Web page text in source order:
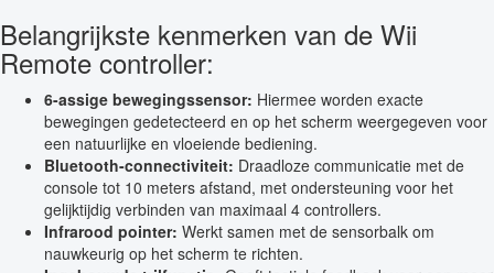
Belangrijkste kenmerken van de Wii
Remote controller:
6-assige bewegingssensor: Hiermee worden exacte
bewegingen gedetecteerd en op het scherm weergegeven voor
een natuurlijke en vloeiende bediening.
Bluetooth-connectiviteit: Draadloze communicatie met de
console tot 10 meters afstand, met ondersteuning voor het
gelijktijdig verbinden van maximaal 4 controllers.
Infrarood pointer: Werkt samen met de sensorbalk om
nauwkeurig op het scherm te richten.